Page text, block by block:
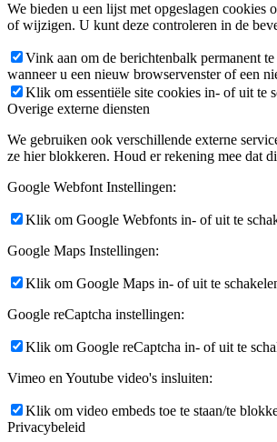
We bieden u een lijst met opgeslagen
of wijzigen. U kunt deze controleren in de
Vink aan om de berichtenbalk permanent
wanneer u een nieuw browservenster of een
Klik om essentiële site cookies in- of uit te
Overige externe diensten
We gebruiken ook verschillende externe
ze hier blokkeren. Houd er rekening mee dat
Google Webfont Instellingen:
Klik om Google Webfonts in- of uit te
Google Maps Instellingen:
Klik om Google Maps in- of uit te
Google reCaptcha instellingen:
Klik om Google reCaptcha in- of uit te
Vimeo en Youtube video's insluiten:
Klik om video embeds toe te staan/te
Privacybeleid